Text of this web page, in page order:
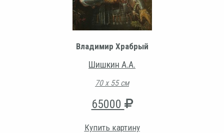
Владимир Храбрый
Шишкин А.А.
70 х 55 см
65000
Купить картину